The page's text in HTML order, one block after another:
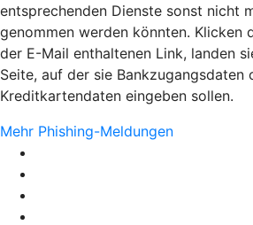
entsprechenden Dienste sonst nicht
genommen werden könnten. Klicken
der E-Mail enthaltenen Link, landen
Seite, auf der sie Bankzugangsdaten
Kreditkartendaten eingeben sollen.
Mehr Phishing-Meldungen